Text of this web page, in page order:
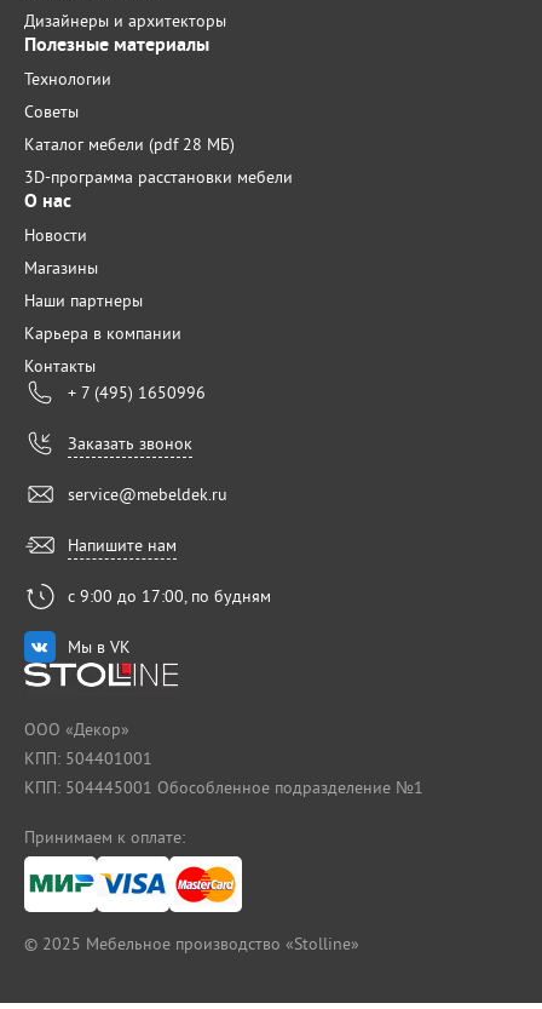
Дизайнеры и архитекторы
Полезные материалы
Технологии
Советы
Каталог мебели (pdf 28 МБ)
3D-программа расстановки мебели
О нас
Новости
Магазины
Наши партнеры
Карьера в компании
Контакты
+ 7 (495) 1650996
Заказать звонок
service@mebeldek.ru
Напишите нам
с 9:00 до 17:00, по будням
Мы в VK
ООО «Декор»
КПП: 504401001
КПП: 504445001 Обособленное подразделение №1
Принимаем к оплате:
© 2025 Мебельное производство «Stolline»